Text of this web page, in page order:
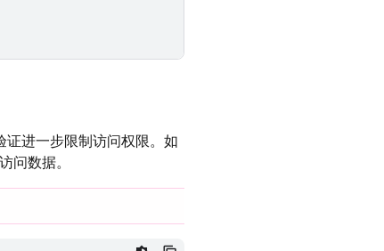
进一步限制访问权限。如
问数据。